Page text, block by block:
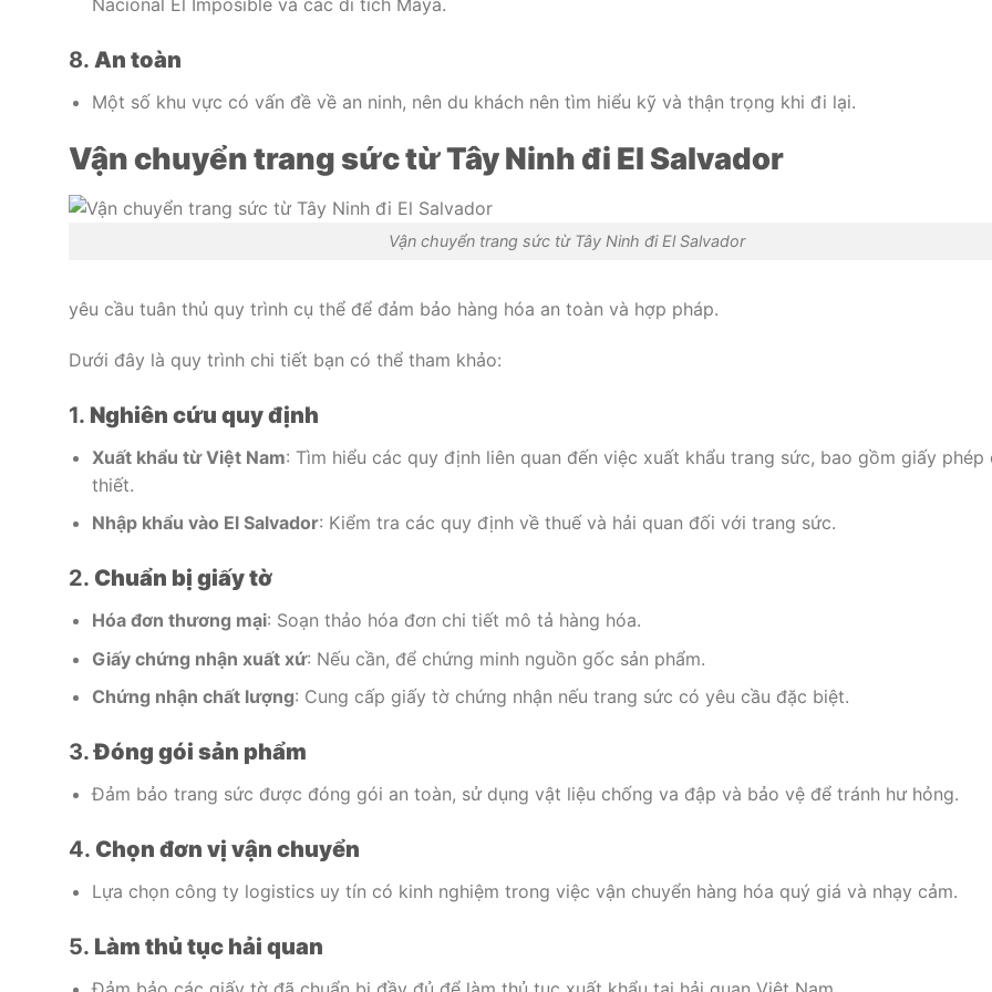
Nacional El Imposible và các di tích Maya.
8. An toàn
Một số khu vực có vấn đề về an ninh, nên du khách nên tìm hiểu kỹ và thận trọng khi đi lại.
Vận chuyển trang sức từ Tây Ninh đi El Salvador
Vận chuyển trang sức từ Tây Ninh đi El Salvador
yêu cầu tuân thủ quy trình cụ thể để đảm bảo hàng hóa an toàn và hợp pháp.
Dưới đây là quy trình chi tiết bạn có thể tham khảo:
1. Nghiên cứu quy định
Xuất khẩu từ Việt Nam: Tìm hiểu các quy định liên quan đến việc xuất khẩu trang sức, bao gồm giấy phép
thiết.
Nhập khẩu vào El Salvador: Kiểm tra các quy định về thuế và hải quan đối với trang sức.
2. Chuẩn bị giấy tờ
Hóa đơn thương mại: Soạn thảo hóa đơn chi tiết mô tả hàng hóa.
Giấy chứng nhận xuất xứ: Nếu cần, để chứng minh nguồn gốc sản phẩm.
Chứng nhận chất lượng: Cung cấp giấy tờ chứng nhận nếu trang sức có yêu cầu đặc biệt.
3.Đóng gói sản phẩm
Đảm bảo trang sức được đóng gói an toàn, sử dụng vật liệu chống va đập và bảo vệ để tránh hư hỏng.
4. Chọn đơn vị vận chuyển
Lựa chọn công ty logistics uy tín có kinh nghiệm trong việc vận chuyển hàng hóa quý giá và nhạy cảm.
5. Làm thủ tục hải quan